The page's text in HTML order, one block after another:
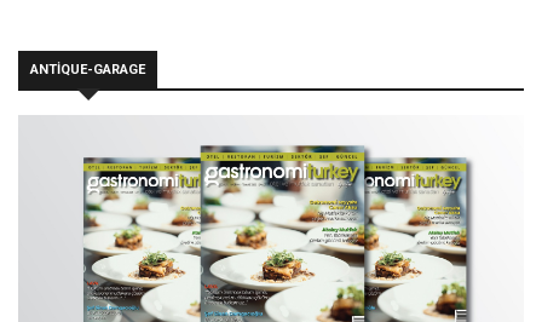
ANTİQUE-GARAGE